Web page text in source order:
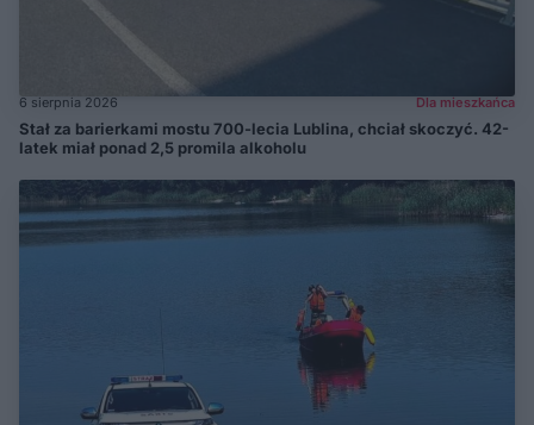
6 sierpnia 2026 Dla mieszkańca
Stał za barierkami mostu 700-lecia Lublina, chciał skoczyć. 42-
latek miał ponad 2,5 promila alkoholu